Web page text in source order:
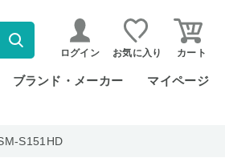
ログイン お気に入り カート
ブランド・メーカー マイページ
S151HD